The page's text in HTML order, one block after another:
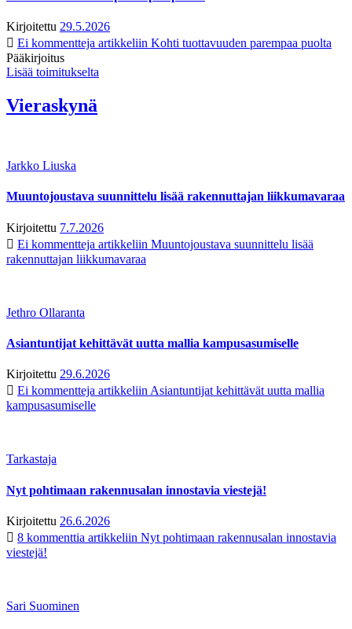
Kirjoitettu 29.5.2026
Ei kommentteja artikkeliin Kohti tuottavuuden parempaa puolta
Pääkirjoitus
Lisää toimitukselta
Vieraskynä
Jarkko Liuska
Muuntojoustava suunnittelu lisää rakennuttajan liikkumavaraa
Kirjoitettu 7.7.2026
Ei kommentteja artikkeliin Muuntojoustava suunnittelu lisää
rakennuttajan liikkumavaraa
Jethro Ollaranta
Asiantuntijat kehittävät uutta mallia kampusasumiselle
Kirjoitettu 29.6.2026
Ei kommentteja artikkeliin Asiantuntijat kehittävät uutta mallia
kampusasumiselle
Tarkastaja
Nyt pohtimaan rakennusalan innostavia viestejä!
Kirjoitettu 26.6.2026
8 kommenttia artikkeliin Nyt pohtimaan rakennusalan innostavia
viestejä!
Sari Suominen